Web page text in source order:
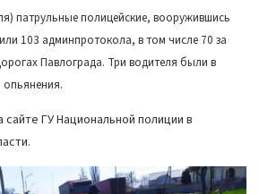
патрульные полицейские, вооружившись
103 админпротокола, в том числе 70 за
Павлограда. Три водителя были в
опьянения.
ГУ Национальной полиции в